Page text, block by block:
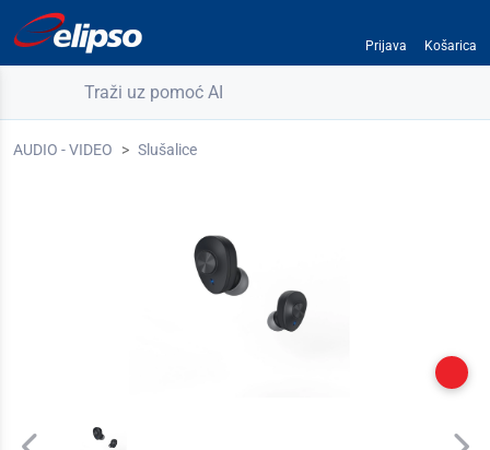
Prijava Košarica
Traži uz pomoć AI
AUDIO - VIDEO Slušalice